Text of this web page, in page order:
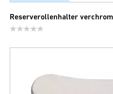
Reserverollenhalter